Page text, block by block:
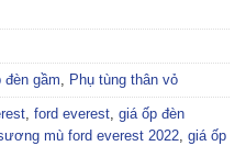
đèn gầm Phụ tùng thân vỏ
ford everest giá ốp đèn
mù ford everest 2022 giá ốp